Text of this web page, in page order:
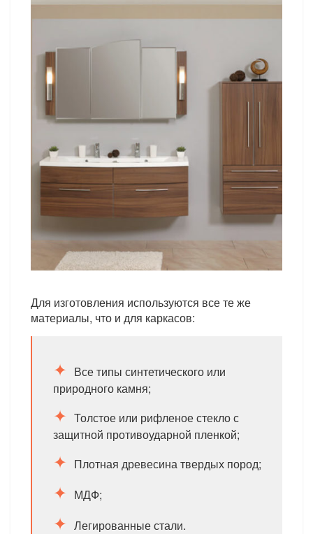
Для изготовления используются все те же
материалы, что и для каркасов:
Все типы синтетического или
природного камня;
Толстое или рифленое стекло с
защитной противоударной пленкой;
Плотная древесина твердых пород;
МДФ;
Легированные стали.